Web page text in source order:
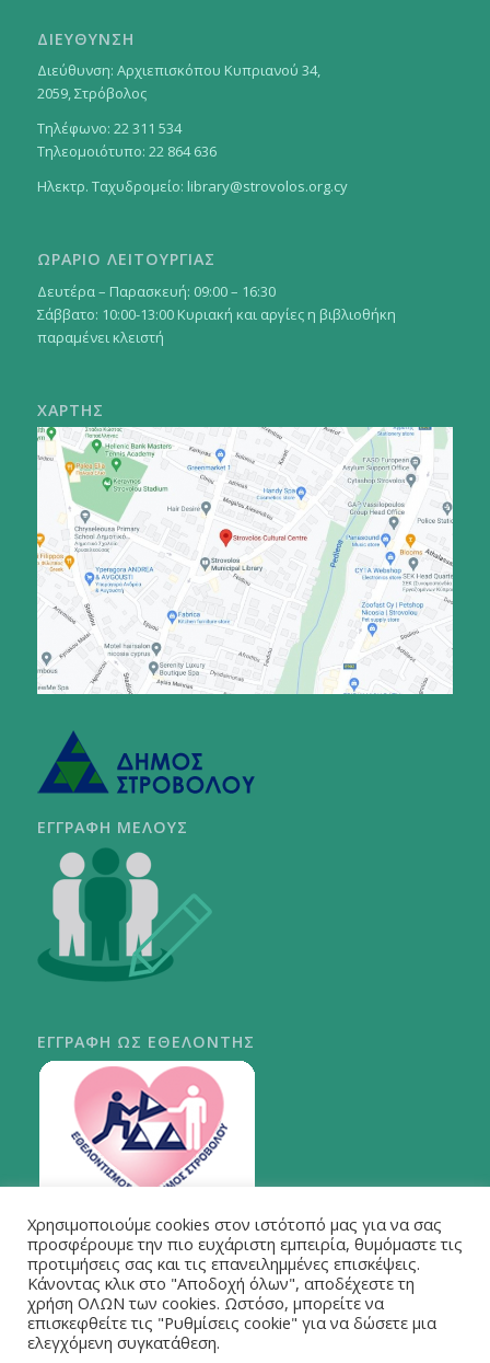
ΔΙΕΥΘΥΝΣΗ
Διεύθυνση: Αρχιεπισκόπου Κυπριανού 34,
2059, Στρόβολος
Τηλέφωνο: 22 311 534
Τηλεομοιότυπο: 22 864 636
Ηλεκτρ. Ταχυδρομείο: library@strovolos.org.cy
ΩΡΑΡΙΟ ΛΕΙΤΟΥΡΓΙΑΣ
Δευτέρα – Παρασκευή: 09:00 – 16:30
Σάββατο: 10:00-13:00 Κυριακή και αργίες η βιβλιοθήκη
παραμένει κλειστή
ΧΑΡΤΗΣ
ΕΓΓΡΑΦΗ ΜΕΛΟΥΣ
ΕΓΓΡΑΦΗ ΩΣ ΕΘΕΛΟΝΤΗΣ
ΠΕΡΙ ΣΤΡΟΒΟΛΟΥ
Χρησιμοποιούμε cookies στον ιστότοπό μας για να σας
προσφέρουμε την πιο ευχάριστη εμπειρία, θυμόμαστε τις
προτιμήσεις σας και τις επανειλημμένες επισκέψεις.
Κάνοντας κλικ στο "Αποδοχή όλων", αποδέχεστε τη
χρήση ΟΛΩΝ των cookies. Ωστόσο, μπορείτε να
επισκεφθείτε τις "Ρυθμίσεις cookie" για να δώσετε μια
ελεγχόμενη συγκατάθεση.